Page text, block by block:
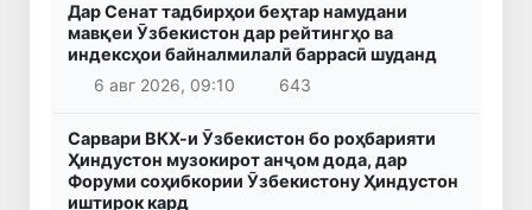
Дар Сенат тадбирҳои беҳтар намудани
мавқеи Ӯзбекистон дар рейтингҳо ва
индексҳои байналмилалӣ баррасӣ шуданд
6 авг 2026, 09:10
643
Сарвари ВКХ-и Ӯзбекистон бо роҳбарияти
Ҳиндустон музокирот анҷом дода, дар
Форуми соҳибкории Ӯзбекистону Ҳиндустон
иштирок кард